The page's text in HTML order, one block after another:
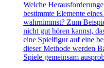
Welche
bestimmte Elemente
wahrnimmst? Zum
nicht gut hören kannst,
eine Spielfigur auf eine
dieser Methode werden
Spiele gemeinsam